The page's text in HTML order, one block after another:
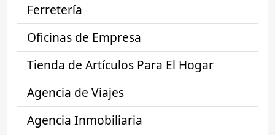
Ferretería
Oficinas de Empresa
Tienda de Artículos Para El Hogar
Agencia de Viajes
Agencia Inmobiliaria